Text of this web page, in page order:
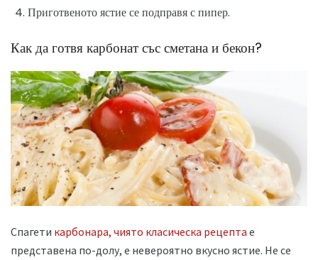
Приготвеното ястие се подправя с пипер.
Как да готвя карбонат със сметана и бекон?
Спагети карбонара, чиято класическа рецепта е
представена по-долу, е невероятно вкусно ястие. Не се